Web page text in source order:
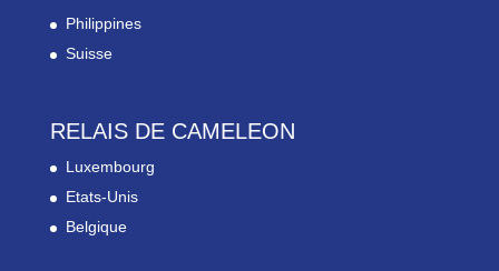
Philippines
Suisse
RELAIS DE CAMELEON
Luxembourg
Etats-Unis
Belgique